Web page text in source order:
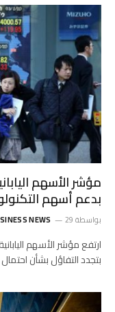
مؤشر الأسهم
بدعم أسهم
بواسطة NEWS 29 مايو، 2026
ارتفع مؤشر الأسهم
بتجدد التفاؤل بشأن